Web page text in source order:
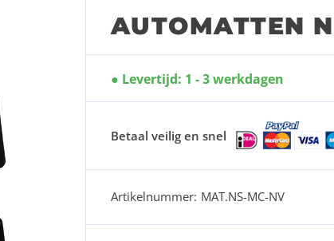
AUTOMATTEN
Levertijd: 1 - 3 werkdagen
Betaal veilig en snel
Artikelnummer: MAT.NS-MC-NV